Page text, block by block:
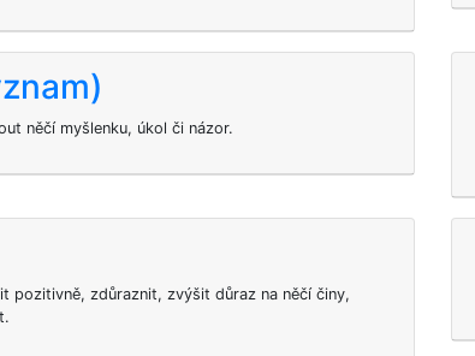
něčí myšlenku, úkol či názor.
pozitivně, zdůraznit, zvýšit důraz na něčí činy,